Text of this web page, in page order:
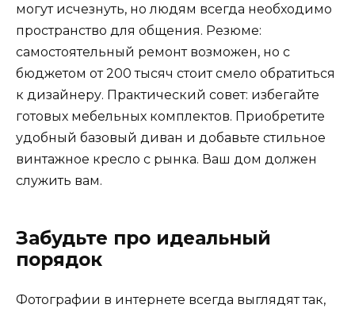
могут исчезнуть, но людям всегда необходимо
пространство для общения. Резюме:
самостоятельный ремонт возможен, но с
бюджетом от 200 тысяч стоит смело обратиться
к дизайнеру. Практический совет: избегайте
готовых мебельных комплектов. Приобретите
удобный базовый диван и добавьте стильное
винтажное кресло с рынка. Ваш дом должен
служить вам.
Забудьте про идеальный
порядок
Фотографии в интернете всегда выглядят так,